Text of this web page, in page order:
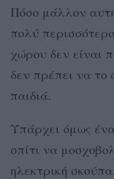
Πόσο μάλλον
πολύ
χώρου δεν είναι
δεν πρέπει να το
παιδιά.
Υπάρχει όμως
σπίτι να
ηλεκτρική